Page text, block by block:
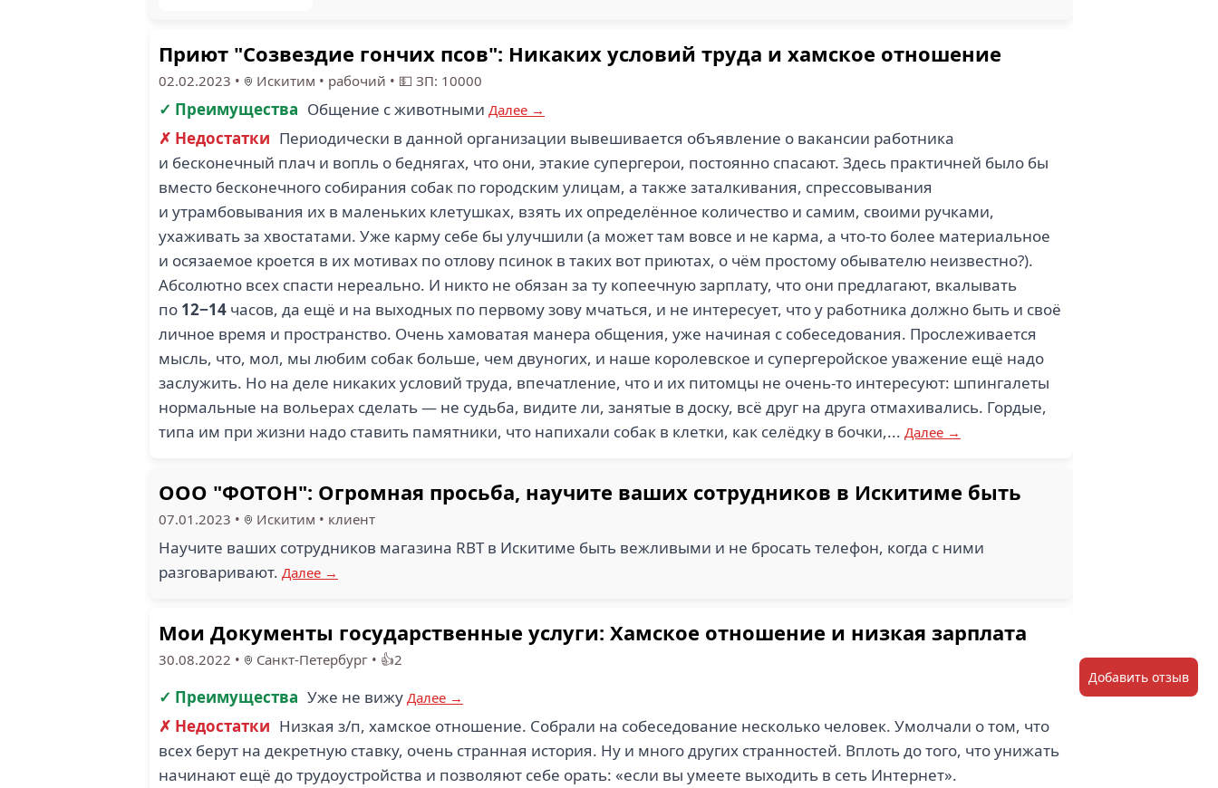
Приют "Созвездие гончих псов": Никаких условий труда и хамское отношение
02.02.2023 • Искитим • рабочий • 💵 ЗП: 10000
✓ Преимущества Общение с животными Далее →
✗ Недостатки Периодически в данной организации вывешивается объявление о вакансии работника
и бесконечный плач и вопль о беднягах, что они, этакие супергерои, постоянно спасают. Здесь практичней было бы
вместо бесконечного собирания собак по городским улицам, а также заталкивания, спрессовывания
и утрамбовывания их в маленьких клетушках, взять их определённое количество и самим, своими ручками,
ухаживать за хвостатами. Уже карму себе бы улучшили (а может там вовсе и не карма, а что-то более материальное
и осязаемое кроется в их мотивах по отлову псинок в таких вот приютах, о чём простому обывателю неизвестно?).
Абсолютно всех спасти нереально. И никто не обязан за ту копеечную зарплату, что они предлагают, вкалывать
по 12−14 часов, да ещё и на выходных по первому зову мчаться, и не интересует, что у работника должно быть и своё
личное время и пространство. Очень хамоватая манера общения, уже начиная с собеседования. Прослеживается
мысль, что, мол, мы любим собак больше, чем двуногих, и наше королевское и супергеройское уважение ещё надо
заслужить. Но на деле никаких условий труда, впечатление, что и их питомцы не очень-то интересуют: шпингалеты
нормальные на вольерах сделать — не судьба, видите ли, занятые в доску, всё друг на друга отмахивались. Гордые,
типа им при жизни надо ставить памятники, что напихали собак в клетки, как селёдку в бочки,... Далее →
ООО "ФОТОН": Огромная просьба, научите ваших сотрудников в Искитиме быть
07.01.2023 • Искитим • клиент
Научите ваших сотрудников магазина RBT в Искитиме быть вежливыми и не бросать телефон, когда с ними
разговаривают. Далее →
Мои Документы государственные услуги: Хамское отношение и низкая зарплата
30.08.2022 • Санкт-Петербург • 👍2
✓ Преимущества Уже не вижу Далее →
✗ Недостатки Низкая з/п, хамское отношение. Собрали на собеседование несколько человек. Умолчали о том, что
всех берут на декретную ставку, очень странная история. Ну и много других странностей. Вплоть до того, что унижать
начинают ещё до трудоустройства и позволяют себе орать: «если вы умеете выходить в сеть Интернет».
Добавить отзыв